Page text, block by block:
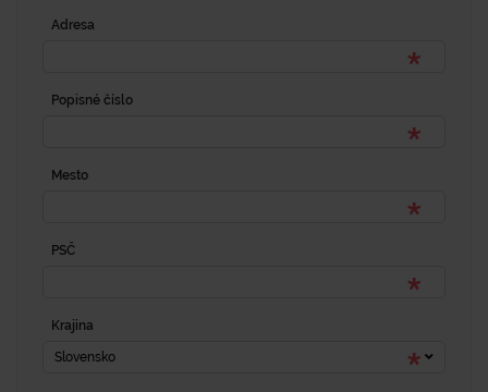
Adresa
Popisné číslo
Mesto
PSČ
Krajina
Slovensko